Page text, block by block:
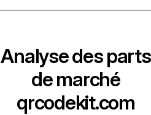
Analyse des parts
de marché
qrcodekit.com